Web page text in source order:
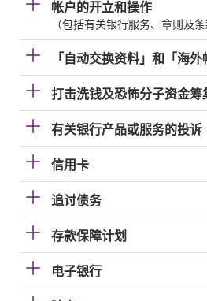
帐户的开立和操作
（包括有关银行服务、章则及
「自动交换资料」和「海外
打击洗钱及恐怖分子资金筹
有关银行产品或服务的投诉
信用卡
追讨债务
存款保障计划
电子银行